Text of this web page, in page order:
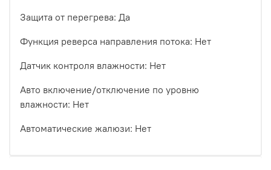
Защита от перегрева: Да
Функция реверса направления потока: Нет
Датчик контроля влажности: Нет
Авто включение/отключение по уровню
влажности: Нет
Автоматические жалюзи: Нет